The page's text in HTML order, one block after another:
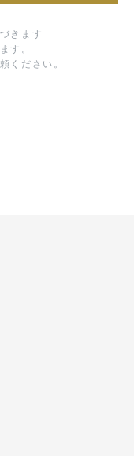
きます
す。
ください。